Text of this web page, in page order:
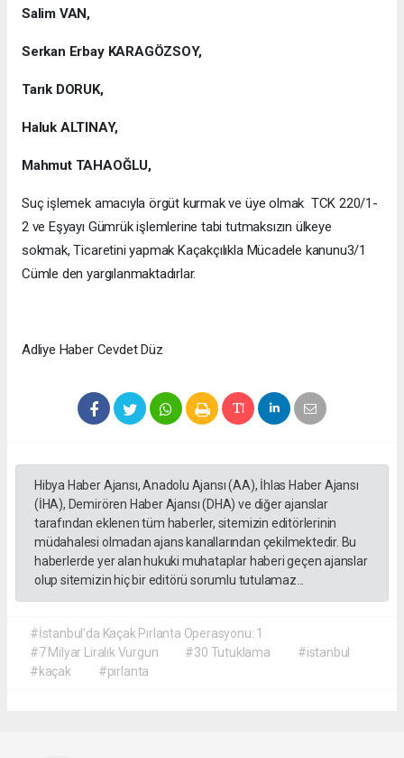
Salim VAN,
Serkan Erbay KARAGÖZSOY,
Tarık DORUK,
Haluk ALTINAY,
Mahmut TAHAOĞLU,
Suç işlemek amacıyla örgüt kurmak ve üye olmak TCK 220/1-
2 ve Eşyayı Gümrük işlemlerine tabi tutmaksızın ülkeye
sokmak, Ticaretini yapmak Kaçakçılıkla Mücadele kanunu3/1
Cümle den yargılanmaktadırlar.
Adliye Haber Cevdet Düz
Hibya Haber Ajansı, Anadolu Ajansı (AA), İhlas Haber Ajansı
(İHA), Demirören Haber Ajansı (DHA) ve diğer ajanslar
tarafından eklenen tüm haberler, sitemizin editörlerinin
müdahalesi olmadan ajans kanallarından çekilmektedir. Bu
haberlerde yer alan hukuki muhataplar haberi geçen ajanslar
olup sitemizin hiç bir editörü sorumlu tutulamaz...
#İstanbul’da Kaçak Pırlanta Operasyonu: 1
#7 Milyar Liralık Vurgun
#30 Tutuklama
#istanbul
#kaçak
#pırlanta